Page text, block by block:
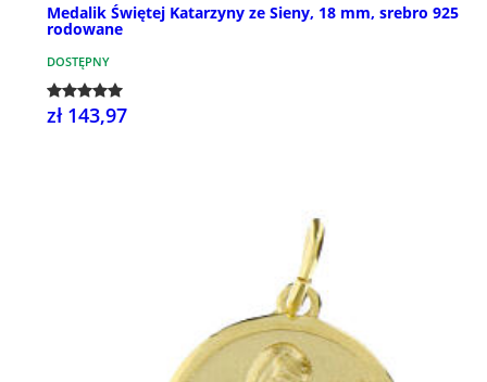
Medalik Świętej Katarzyny ze Sieny, 18 mm, srebro 925
rodowane
DOSTĘPNY
zł 143,97